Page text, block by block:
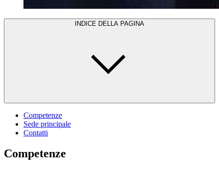
INDICE DELLA PAGINA
Competenze
Sede principale
Contatti
Competenze